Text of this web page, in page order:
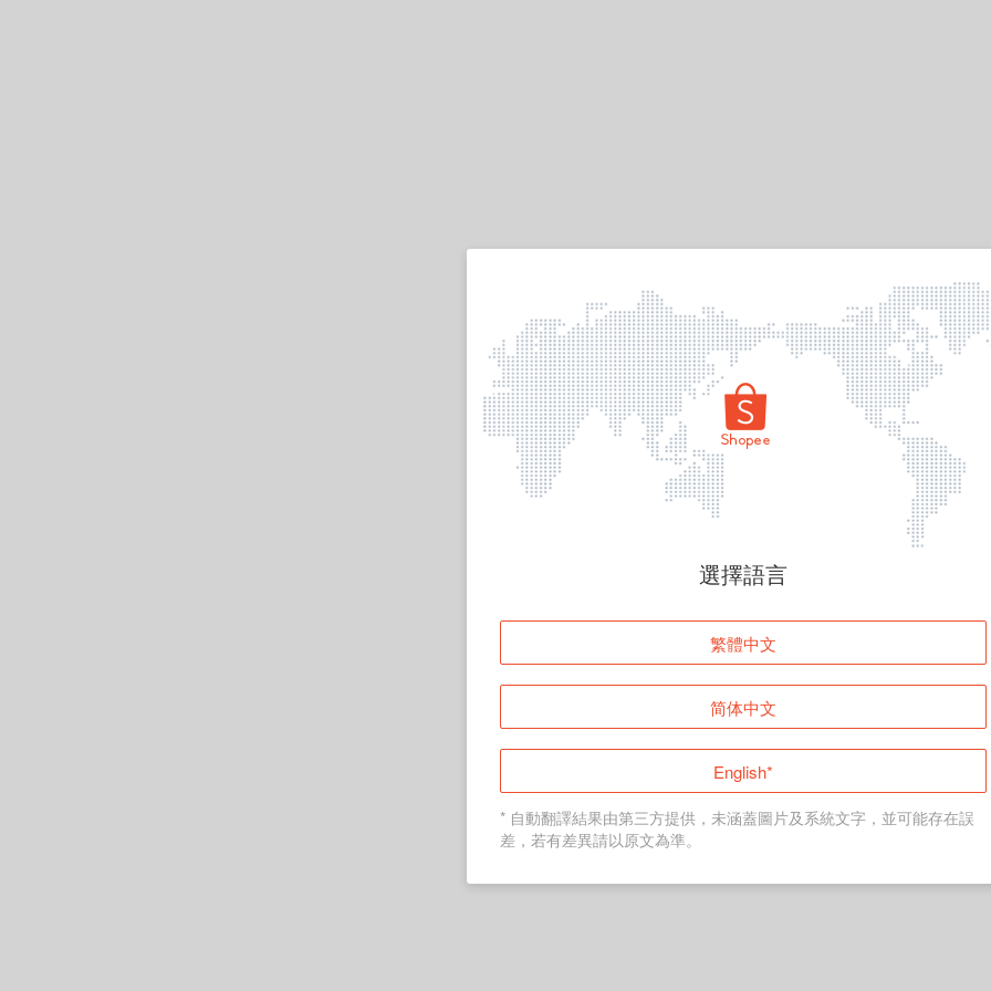
頁面無法顯示
登入
返回首頁
選擇語言
繁體中文
简体中文
English*
* 自動翻譯結果由第三方提供，未涵蓋圖片及系統文字，並可能存在誤
差，若有差異請以原文為準。